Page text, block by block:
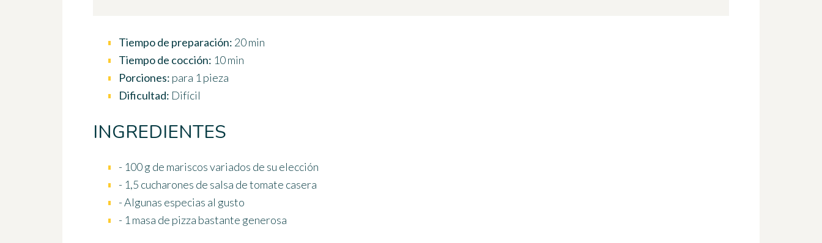
Tiempo de preparación: 20 min
Tiempo de cocción: 10 min
Porciones: para 1 pieza
Dificultad: Difícil
INGREDIENTES
- 100 g de mariscos variados de su elección
- 1,5 cucharones de salsa de tomate casera
- Algunas especias al gusto
- 1 masa de pizza bastante generosa